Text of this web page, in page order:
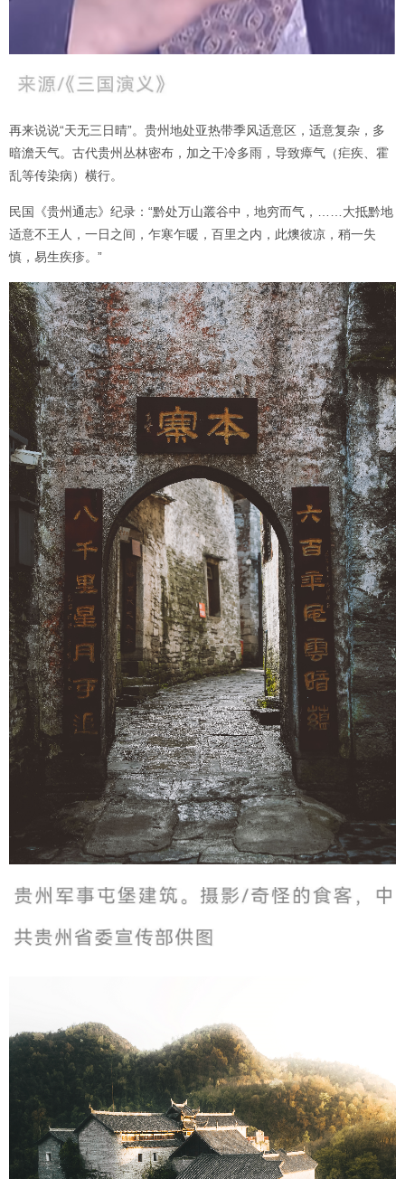
再来说说“天无三日晴”。贵州地处亚热带季风适意区，适意复杂，多
暗澹天气。古代贵州丛林密布，加之干冷多雨，导致瘴气（疟疾、霍
乱等传染病）横行。
民国《贵州通志》纪录：“黔处万山叢谷中，地穷而气，……大抵黔地
适意不王人，一日之间，乍寒乍暖，百里之内，此燠彼凉，稍一失
慎，易生疾疹。”